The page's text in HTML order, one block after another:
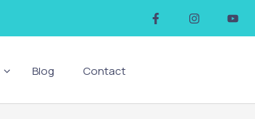
a
c
e
f
n
s
t
o
u
t
Blog Contact